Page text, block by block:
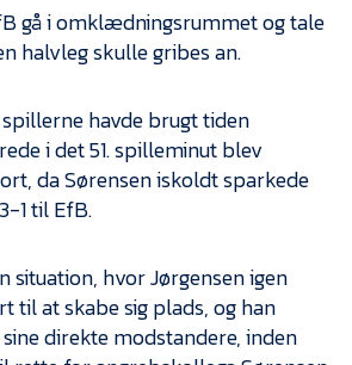
gå i omklædningsrummet og tale
halvleg skulle gribes an.
havde brugt tiden
i det 51. spilleminut blev
da Sørensen iskoldt sparkede
1 til EfB.
situation, hvor Jørgensen igen
til at skabe sig plads, og han
direkte modstandere, inden